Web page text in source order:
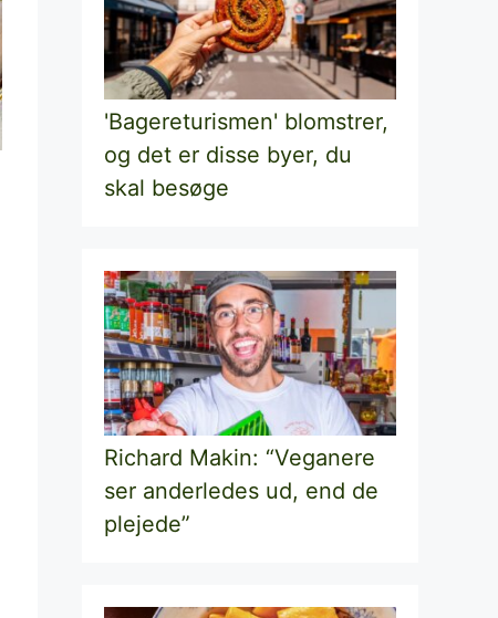
'Bagereturismen' blomstrer,
og det er disse byer, du
skal besøge
Richard Makin: “Veganere
ser anderledes ud, end de
plejede”